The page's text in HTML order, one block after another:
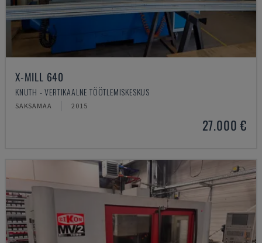
X-MILL 640
KNUTH - VERTIKAALNE TÖÖTLEMISKESKUS
SAKSAMAA 2015
27.000 €